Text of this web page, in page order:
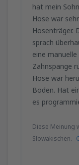
hat mein
Hose war
Hosenträger.
sprach
eine
Zahnspange
Hose war
Boden. Hat
es
Diese Meinung
Slowakischen.